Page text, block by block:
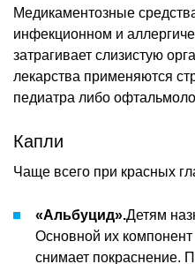
Медикаментозные
инфекционном и
затрагивает слизистую
лекарства применяются
педиатра либо
Капли
Чаще всего при красных
«Альбуцид».Детям
Основной их
снимает покраснение.